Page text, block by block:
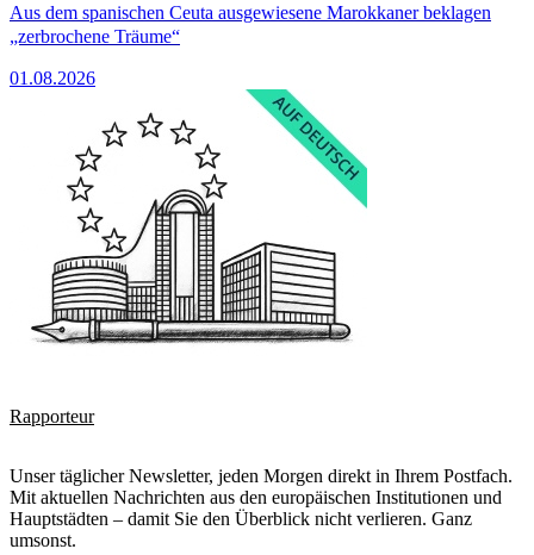
Aus dem spanischen Ceuta ausgewiesene Marokkaner beklagen
„zerbrochene Träume“
01.08.2026
Rapporteur
Unser täglicher Newsletter, jeden Morgen direkt in Ihrem Postfach.
Mit aktuellen Nachrichten aus den europäischen Institutionen und
Hauptstädten – damit Sie den Überblick nicht verlieren. Ganz
umsonst.